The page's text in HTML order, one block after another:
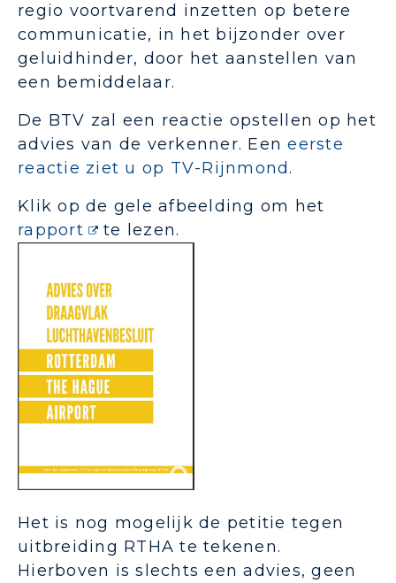
regio voortvarend inzetten op betere
communicatie, in het bijzonder over
geluidhinder, door het aanstellen van
een bemiddelaar.
De BTV zal een reactie opstellen op het
advies van de verkenner. Eeneerste
reactie ziet u op TV-Rijnmond.
Klik op de gele afbeelding om het
rapport
te lezen.
Het is nog mogelijk de petitie tegen
uitbreiding RTHA te tekenen.
Hierboven is slechts een advies, geen